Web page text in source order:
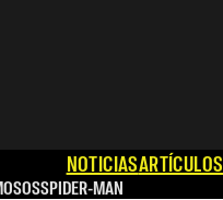
NOTICIASARTÍCULOS
SPIDER-MAN